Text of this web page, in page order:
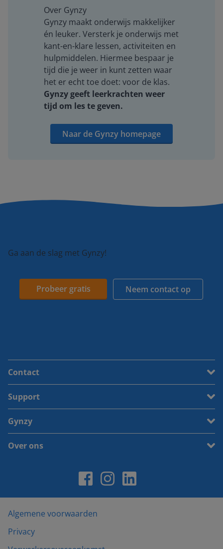
Over Gynzy
Gynzy maakt onderwijs makkelijker
én leuker. Versterk je onderwijs met
kant-en-klare lessen, activiteiten en
hulpmiddelen. Hiermee bespaar je
tijd die je weer in kunt zetten waar
het er echt toe doet: voor de klas.
Gynzy geeft leerkrachten weer
tijd om les te geven.
Naar de Gynzy homepage
Ga aan de slag met Gynzy!
Probeer gratis Neem contact op
Contact
Support
Gynzy
Over ons
Algemene voorwaarden
Privacy